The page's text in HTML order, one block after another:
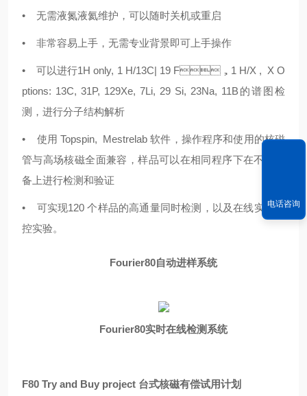
• 无需液氮液氦维护，可以随时关机或重启
• 非常容易上手，无需专业背景即可上手操作
• 可以进行1H only, 1 H/13C| 19 F，1 H/X , X O
ptions: 13C, 31P, 129Xe, 7Li, 29 Si, 23Na, 11B的谱图检
测，进行分子结构解析
• 使用 Topspin, Mestrelab 软件，操作程序和使用的核磁
管与高场核磁全面兼容，样品可以在相同程序下在不同设
备上进行检测和验证
• 可实现120 个样品的高通量同时检测，以及在线实时监
控实验。
Fourier80自动进样系统
Fourier80实时在线检测系统
F80 Try and Buy project 台式核磁有偿试用计划
电话咨询